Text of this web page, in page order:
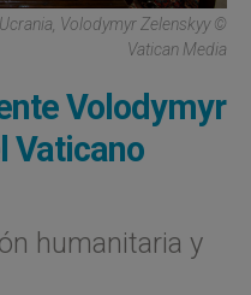
Volodymyr Zelenskyy ©
Vatican Media
Volodymyr
Vaticano
humanitaria y